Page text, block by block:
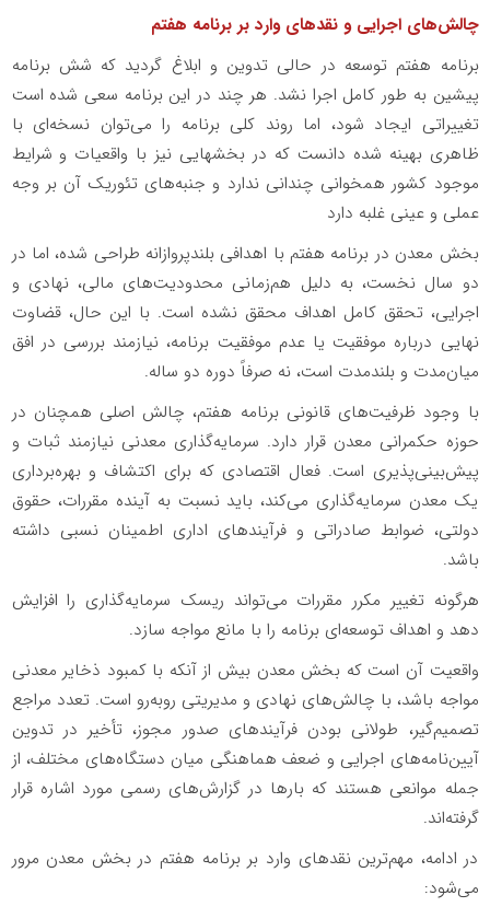
چالش‌های اجرایی و نقدهای وارد بر برنامه هفتم
برنامه هفتم توسعه در حالی تدوین و ابلاغ گردید که شش برنامه
پیشین به طور کامل اجرا نشد. هر چند در این برنامه سعی شده است
تغییراتی ایجاد شود، اما روند کلی برنامه را می‌توان نسخه‌ای با
ظاهری بهینه شده دانست که در بخشهایی نیز با واقعیات و شرایط
موجود کشور همخوانی چندانی ندارد و جنبه‌های تئوریک آن بر وجه
عملی و عینی غلبه دارد
بخش معدن در برنامه هفتم با اهدافی بلندپروازانه طراحی شده، اما در
دو سال نخست، به دلیل هم‌زمانی محدودیت‌های مالی، نهادی و
اجرایی، تحقق کامل اهداف محقق نشده است. با این حال، قضاوت
نهایی درباره موفقیت یا عدم موفقیت برنامه، نیازمند بررسی در افق
میان‌مدت و بلندمدت است، نه صرفاً دوره دو ساله.
با وجود ظرفیت‌های قانونی برنامه هفتم، چالش اصلی همچنان در
حوزه حکمرانی معدن قرار دارد. سرمایه‌گذاری معدنی نیازمند ثبات و
پیش‌بینی‌پذیری است. فعال اقتصادی که برای اکتشاف و بهره‌برداری
یک معدن سرمایه‌گذاری می‌کند، باید نسبت به آینده مقررات، حقوق
دولتی، ضوابط صادراتی و فرآیندهای اداری اطمینان نسبی داشته
باشد.
هرگونه تغییر مکرر مقررات می‌تواند ریسک سرمایه‌گذاری را افزایش
دهد و اهداف توسعه‌ای برنامه را با مانع مواجه سازد.
واقعیت آن است که بخش معدن بیش از آنکه با کمبود ذخایر معدنی
مواجه باشد، با چالش‌های نهادی و مدیریتی روبه‌رو است. تعدد مراجع
تصمیم‌گیر، طولانی بودن فرآیندهای صدور مجوز، تأخیر در تدوین
آیین‌نامه‌های اجرایی و ضعف هماهنگی میان دستگاه‌های مختلف، از
جمله موانعی هستند که بارها در گزارش‌های رسمی مورد اشاره قرار
گرفته‌اند.
در ادامه، مهم‌ترین نقدهای وارد بر برنامه هفتم در بخش معدن مرور
می‌شود: